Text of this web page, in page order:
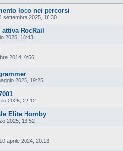
loco nei percorsi
settembre 2025, 16:30
RocRail
2025, 18:43
2014, 0:56
2025, 19:25
2025, 22:12
Elite Hornby
2025, 13:52
aprile 2024, 20:13